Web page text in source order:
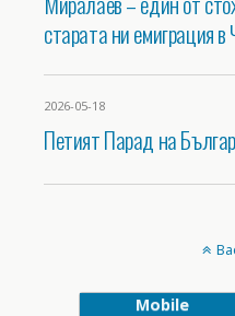
старата ни емиграция в
2026-05-18
Петият Парад на
Mobile